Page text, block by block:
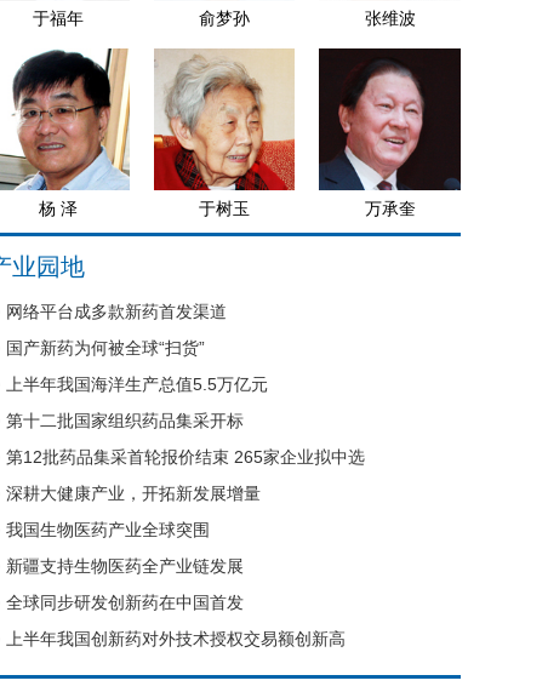
于福年 俞梦孙 张维波
杨 泽 于树玉 万承奎
业园地
网络平台成多款新药首发渠道
国产新药为何被全球“扫货”
上半年我国海洋生产总值5.5万亿元
第十二批国家组织药品集采开标
第12批药品集采首轮报价结束 265家企业拟中选
深耕大健康产业，开拓新发展增量
我国生物医药产业全球突围
新疆支持生物医药全产业链发展
全球同步研发创新药在中国首发
上半年我国创新药对外技术授权交易额创新高